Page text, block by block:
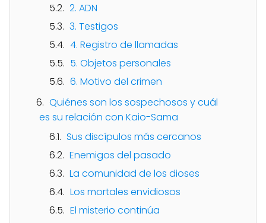
2. ADN
3. Testigos
4. Registro de llamadas
5. Objetos personales
6. Motivo del crimen
Quiénes son los sospechosos y cuál
es su relación con Kaio-Sama
Sus discípulos más cercanos
Enemigos del pasado
La comunidad de los dioses
Los mortales envidiosos
El misterio continúa